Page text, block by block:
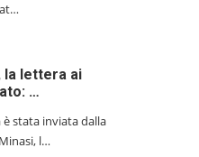
la lettera ai
…
è stata inviata dalla
l…